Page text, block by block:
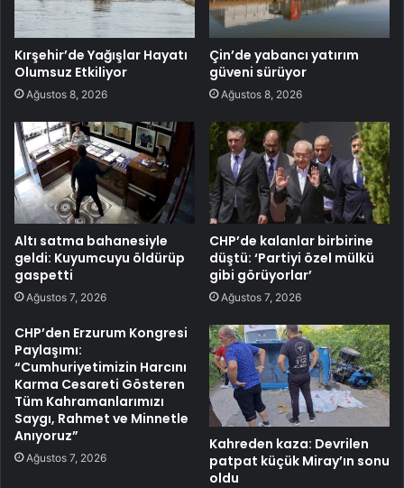
Kırşehir’de Yağışlar Hayatı
Olumsuz Etkiliyor
Ağustos 8, 2026
Çin’de yabancı yatırım
güveni sürüyor
Ağustos 8, 2026
Altı satma bahanesiyle
geldi: Kuyumcuyu öldürüp
gaspetti
Ağustos 7, 2026
CHP’de kalanlar birbirine
düştü: ‘Partiyi özel mülkü
gibi görüyorlar’
Ağustos 7, 2026
CHP’den Erzurum Kongresi
Paylaşımı:
“Cumhuriyetimizin Harcını
Karma Cesareti Gösteren
Tüm Kahramanlarımızı
Saygı, Rahmet ve Minnetle
Anıyoruz”
Ağustos 7, 2026
Kahreden kaza: Devrilen
patpat küçük Miray’ın sonu
oldu